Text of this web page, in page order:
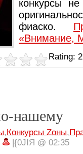
конкурсы
фиаско.
«Внимание,
Rating:
нашему
,Конкурсы Zоны,
|{0JIЯ @ 02:35